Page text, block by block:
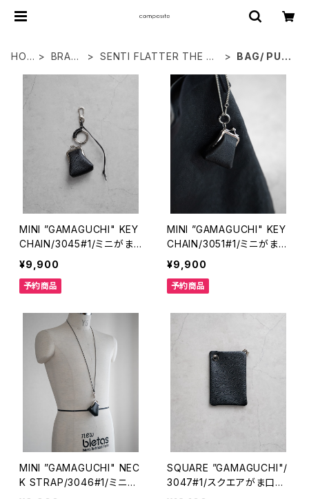
HO
BRAN
SENTI FLATTER THE SE
BAG/ PUR
MINI ”GAMAGUCHI" KEY
CHAIN/3045#1/ミニがま
口キーチェーン
¥9,900
予約商品
MINI ”GAMAGUCHI" KEY
CHAIN/3051#1/ミニがま口
キーチェーン
¥9,900
予約商品
MINI ”GAMAGUCHI" NEC
K STRAP/3046#1/ミニが
ま口ネックストラップ
SQUARE ”GAMAGUCHI"/
3047#1/スクエアがま口ケ
ース